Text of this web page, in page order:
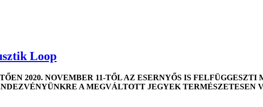
Loop
2020. NOVEMBER 11-TŐL AZ ESERNYŐS IS
A MEGVÁLTOTT JEGYEK TERMÉSZETESEN